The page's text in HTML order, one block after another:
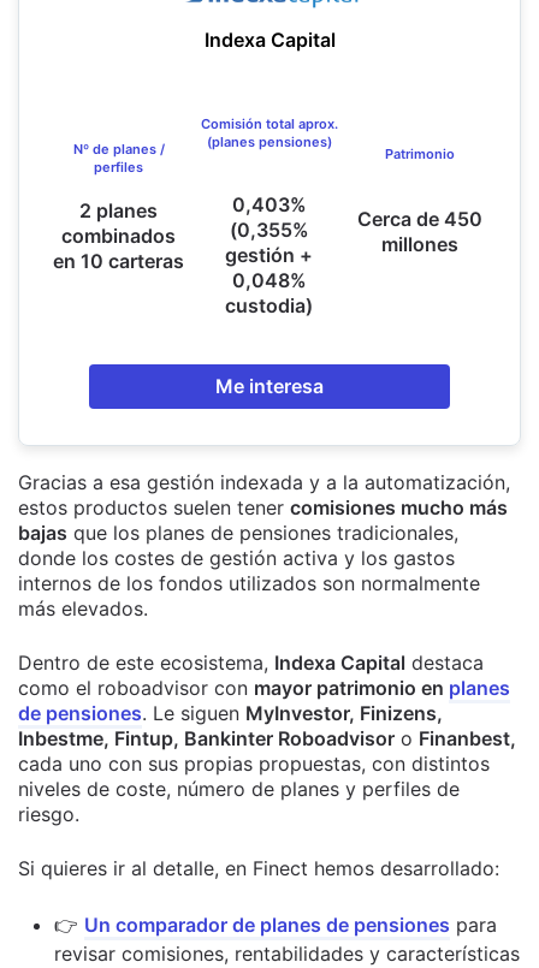
Indexa Capital
Nº de planes /
perfiles
2 planes
combinados
en 10 carteras
Comisión total aprox.
(planes pensiones)
0,403%
(0,355%
gestión +
0,048%
custodia)
Patrimonio
Cerca de 450
millones
Me interesa
Gracias a esa gestión indexada y a la automatización,
estos productos suelen tener comisiones mucho más
bajas que los planes de pensiones tradicionales,
donde los costes de gestión activa y los gastos
internos de los fondos utilizados son normalmente
más elevados.
Dentro de este ecosistema, Indexa Capital destaca
como el roboadvisor con mayor patrimonio en planes
de pensiones. Le siguen MyInvestor, Finizens,
Inbestme, Fintup, Bankinter Roboadvisor o Finanbest,
cada uno con sus propias propuestas, con distintos
niveles de coste, número de planes y perfiles de
riesgo.
Si quieres ir al detalle, en Finect hemos desarrollado:
👉 Un comparador de planes de pensiones para
revisar comisiones, rentabilidades y características